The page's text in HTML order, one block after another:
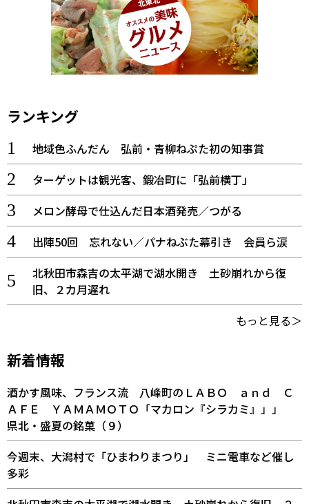
ランキング
地域色ふんだん 弘前・青柳ねぷた初の知事賞
ターゲットは観光客、鍛冶町に「弘前横丁」
メロン酵母で仕込んだ日本酒発売／つがる
出陣50回 忘れない／パナねぶた幕引き 会員ら涙
北秋田市森吉の太平湖で湖水開き 土砂崩れから復
旧、２カ月遅れ
もっと見る＞
新着情報
酒かす風味、フランス流 八峰町のＬＡＢＯ ａｎｄ Ｃ
ＡＦＥ ＹＡＭＡＭＯＴＯ「マカロン『シラカミ』」」
県北・盛夏の銘菓（９）
今週末、大潟村で「ひまわりまつり」 ミニ電車など催し
多彩